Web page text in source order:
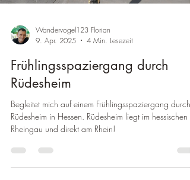
Wandervogel123 Florian
9. Apr. 2025
4 Min. Lesezeit
Frühlingsspaziergang durch
Rüdesheim
Begleitet mich auf einem Frühlingsspaziergang durch
Rüdesheim in Hessen. Rüdesheim liegt im hessischen
Rheingau und direkt am Rhein!